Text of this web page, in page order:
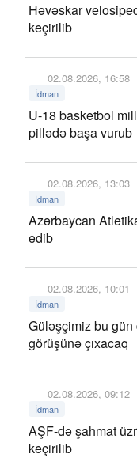
Həvəskar
keçirilib
02.08.2026, 16:58
İdman
U-18 basketbol
pillədə başa vurub
02.08.2026, 13:03
İdman
Azərbaycan
edib
02.08.2026, 10:01
İdman
Güləşçimiz bu gün
görüşünə çıxacaq
02.08.2026, 09:12
İdman
AŞF-də şahmat
keçirilib